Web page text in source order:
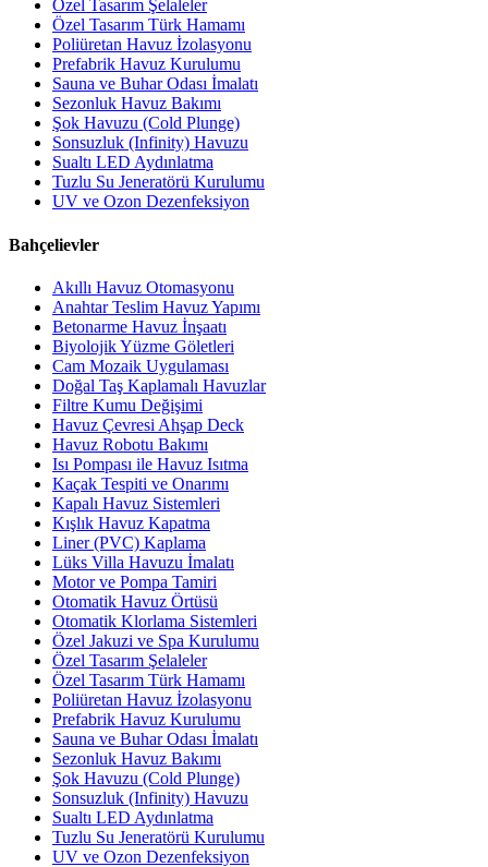
Özel Tasarım Şelaleler
Özel Tasarım Türk Hamamı
Poliüretan Havuz İzolasyonu
Prefabrik Havuz Kurulumu
Sauna ve Buhar Odası İmalatı
Sezonluk Havuz Bakımı
Şok Havuzu (Cold Plunge)
Sonsuzluk (Infinity) Havuzu
Sualtı LED Aydınlatma
Tuzlu Su Jeneratörü Kurulumu
UV ve Ozon Dezenfeksiyon
Bahçelievler
Akıllı Havuz Otomasyonu
Anahtar Teslim Havuz Yapımı
Betonarme Havuz İnşaatı
Biyolojik Yüzme Göletleri
Cam Mozaik Uygulaması
Doğal Taş Kaplamalı Havuzlar
Filtre Kumu Değişimi
Havuz Çevresi Ahşap Deck
Havuz Robotu Bakımı
Isı Pompası ile Havuz Isıtma
Kaçak Tespiti ve Onarımı
Kapalı Havuz Sistemleri
Kışlık Havuz Kapatma
Liner (PVC) Kaplama
Lüks Villa Havuzu İmalatı
Motor ve Pompa Tamiri
Otomatik Havuz Örtüsü
Otomatik Klorlama Sistemleri
Özel Jakuzi ve Spa Kurulumu
Özel Tasarım Şelaleler
Özel Tasarım Türk Hamamı
Poliüretan Havuz İzolasyonu
Prefabrik Havuz Kurulumu
Sauna ve Buhar Odası İmalatı
Sezonluk Havuz Bakımı
Şok Havuzu (Cold Plunge)
Sonsuzluk (Infinity) Havuzu
Sualtı LED Aydınlatma
Tuzlu Su Jeneratörü Kurulumu
UV ve Ozon Dezenfeksiyon